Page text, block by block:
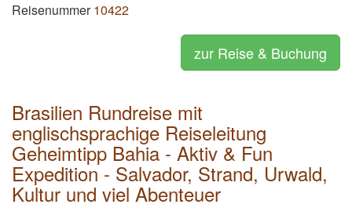
Reisenummer10422
zur Reise & Buchung
Brasilien Rundreise mit
englischsprachige Reiseleitung
Geheimtipp Bahia - Aktiv & Fun
Expedition - Salvador, Strand, Urwald,
Kultur und viel Abenteuer